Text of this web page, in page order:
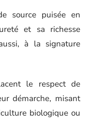
source puisée en
et sa richesse
à la signature
le respect de
démarche, misant
biologique ou